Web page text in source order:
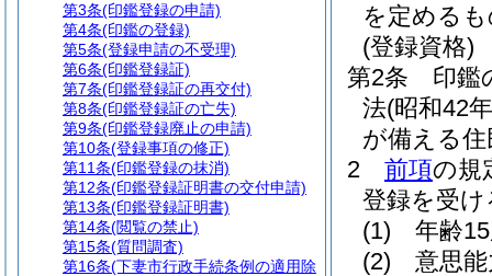
を定める
(登録資格)
第2条
印鑑
法(昭和42
が備える
2
前項の規
登録を受
(1)
年齢
(2)
意思
第3条(印鑑登録の申請)
第4条(印鑑の登録)
第5条(登録申請の不受理)
第6条(印鑑登録証)
第7条(印鑑登録証の再交付)
第8条(印鑑登録証の亡失)
第9条(印鑑登録廃止の申請)
第10条(登録事項の修正)
第11条(印鑑登録の抹消)
第12条(印鑑登録証明書の交付申請)
第13条(印鑑登録証明書)
第14条(閲覧の禁止)
第15条(質問調査)
第16条(下妻市行政手続条例の適用除